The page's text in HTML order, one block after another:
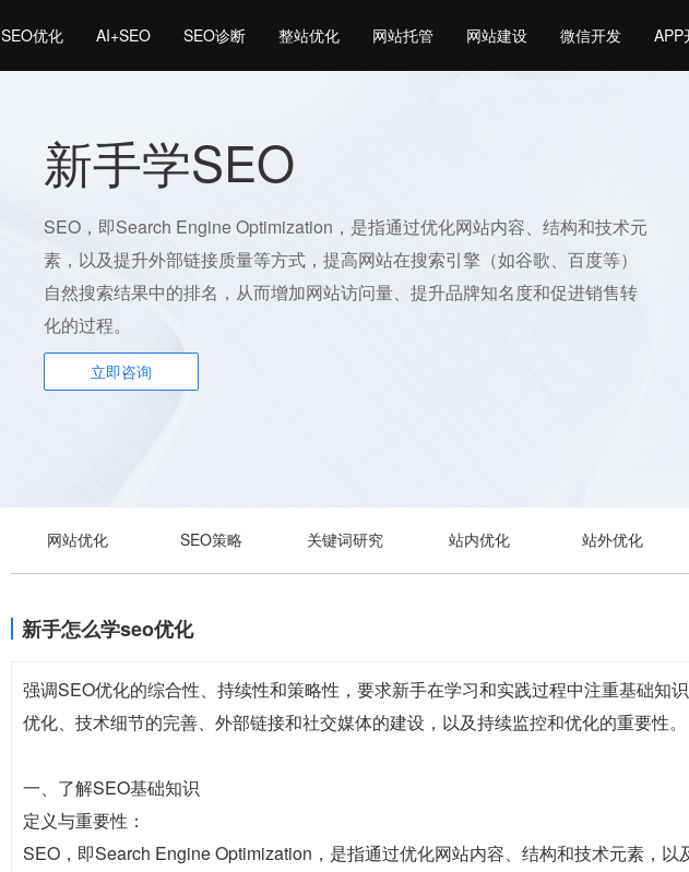
SEO优化 AI+SEO SEO诊断 整站优化 网站托管 网站建设 微信开发 APP
新手学SEO
SEO，即Search Engine Optimization，是指通过优化网站内容、结构和技术元
素，以及提升外部链接质量等方式，提高网站在搜索引擎（如谷歌、百度等）
自然搜索结果中的排名，从而增加网站访问量、提升品牌知名度和促进销售转
化的过程。
立即咨询
网站优化 SEO策略 关键词研究 站内优化 站外优化
新手怎么学seo优化
强调SEO优化的综合性、持续性和策略性，要求新手在学习和实践过程中注重基础知
优化、技术细节的完善、外部链接和社交媒体的建设，以及持续监控和优化的重要性。
一、了解SEO基础知识
定义与重要性：
SEO，即Search Engine Optimization，是指通过优化网站内容、结构和技术元素，